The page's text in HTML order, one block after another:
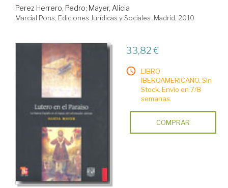
Perez Herrero, Pedro; Mayer, Alicia
Marcial Pons, Ediciones Jurídicas y Sociales. Madrid, 2010
33,82 €
LIBRO
IBEROAMERICANO. Sin
Stock. Envío en 7/8
semanas.
COMPRAR